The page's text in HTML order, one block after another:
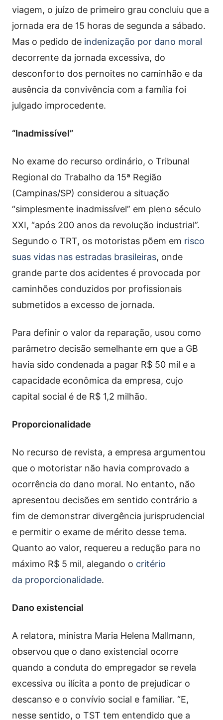
viagem, o juízo de primeiro grau concluiu que a
jornada era de 15 horas de segunda a sábado.
Mas o pedido de indenização por dano moral
decorrente da jornada excessiva, do
desconforto dos pernoites no caminhão e da
ausência da convivência com a família foi
julgado improcedente.
“Inadmissível”
No exame do recurso ordinário, o Tribunal
Regional do Trabalho da 15ª Região
(Campinas/SP) considerou a situação
“simplesmente inadmissível” em pleno século
XXI, “após 200 anos da revolução industrial”.
Segundo o TRT, os motoristas põem em risco
suas vidas nas estradas brasileiras, onde
grande parte dos acidentes é provocada por
caminhões conduzidos por profissionais
submetidos a excesso de jornada.
Para definir o valor da reparação, usou como
parâmetro decisão semelhante em que a GB
havia sido condenada a pagar R$ 50 mil e a
capacidade econômica da empresa, cujo
capital social é de R$ 1,2 milhão.
Proporcionalidade
No recurso de revista, a empresa argumentou
que o motoristar não havia comprovado a
ocorrência do dano moral. No entanto, não
apresentou decisões em sentido contrário a
fim de demonstrar divergência jurisprudencial
e permitir o exame de mérito desse tema.
Quanto ao valor, requereu a redução para no
máximo R$ 5 mil, alegando o critério
da proporcionalidade.
Dano existencial
A relatora, ministra Maria Helena Mallmann,
observou que o dano existencial ocorre
quando a conduta do empregador se revela
excessiva ou ilícita a ponto de prejudicar o
descanso e o convívio social e familiar. “E,
nesse sentido, o TST tem entendido que a